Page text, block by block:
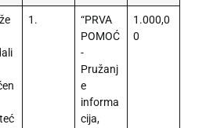
1.
“PRVA
POMOĆ
-
Pružanj
e
informa
cija,
1.000,0
0